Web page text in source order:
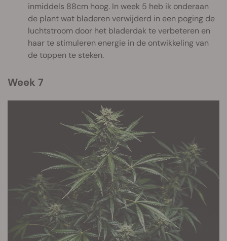
inmiddels 88cm hoog. In week 5 heb ik onderaan
de plant wat bladeren verwijderd in een poging de
luchtstroom door het bladerdak te verbeteren en
haar te stimuleren energie in de ontwikkeling van
de toppen te steken.
Week 7